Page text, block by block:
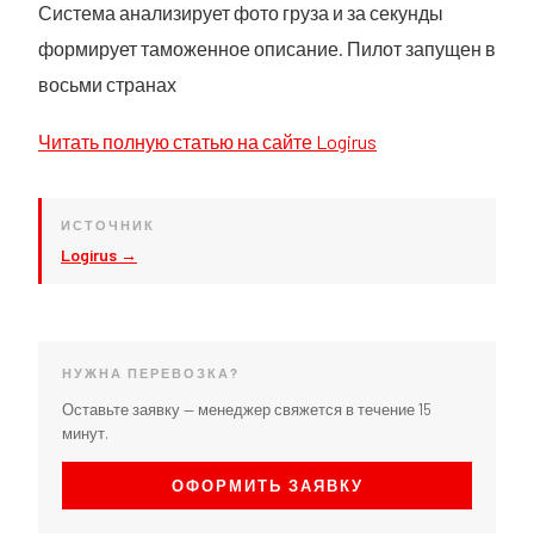
Система анализирует фото груза и за секунды
формирует таможенное описание. Пилот запущен в
восьми странах
Читать полную статью на сайте Logirus
ИСТОЧНИК
Logirus →
НУЖНА ПЕРЕВОЗКА?
Оставьте заявку — менеджер свяжется в течение 15
минут.
ОФОРМИТЬ ЗАЯВКУ